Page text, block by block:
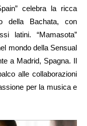
celebra la ricca
della Bachata, con
latini. “Mamasota”
mondo della Sensual
a Madrid, Spagna. Il
alle collaborazioni
per la musica e